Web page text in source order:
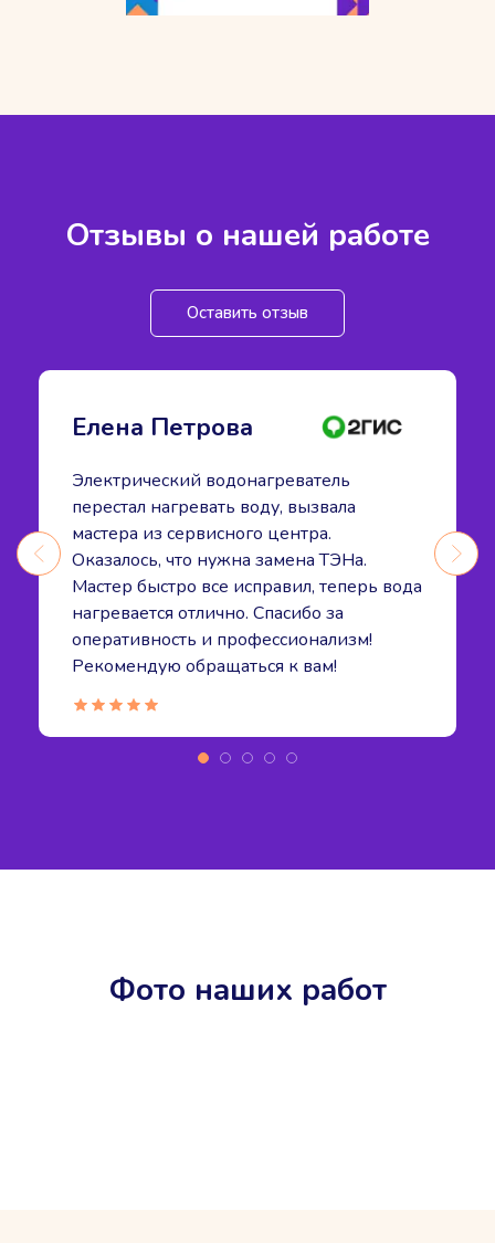
Отзывы о нашей работе
Оставить отзыв
Елена Петрова
Электрический водонагреватель
перестал нагревать воду, вызвала
мастера из сервисного центра.
Оказалось, что нужна замена ТЭНа.
Мастер быстро все исправил, теперь вода
нагревается отлично. Спасибо за
оперативность и профессионализм!
Рекомендую обращаться к вам!
Фото наших работ